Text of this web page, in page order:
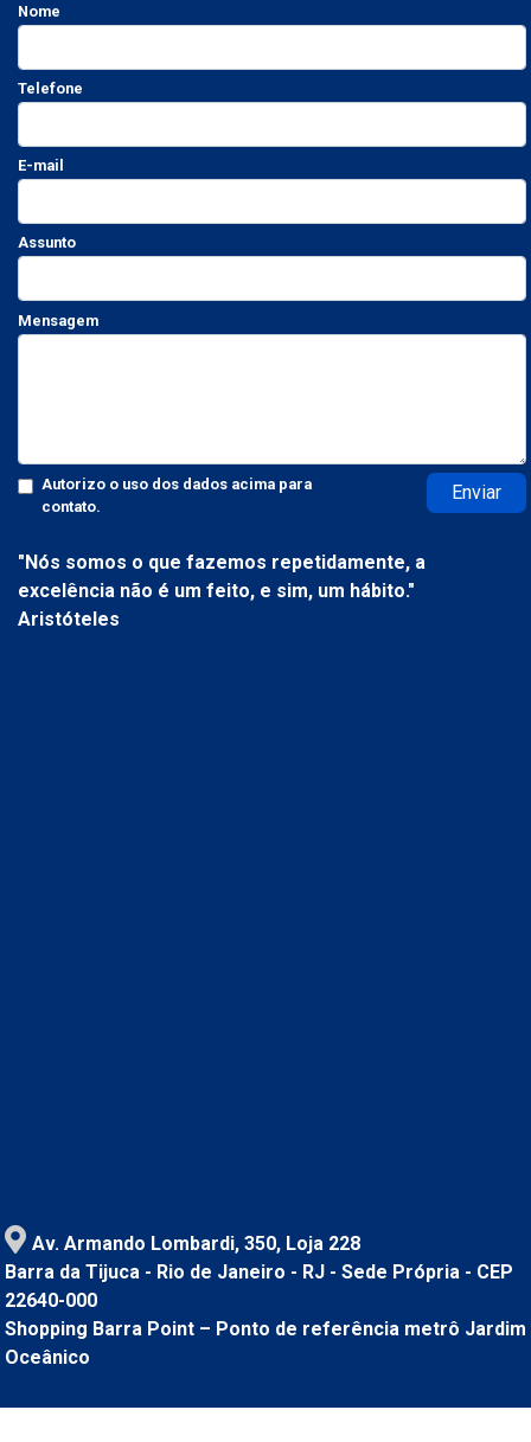
Nome
Telefone
E-mail
Assunto
Mensagem
Autorizo o uso dos dados acima para
contato.
Enviar
"Nós somos o que fazemos repetidamente, a
excelência não é um feito, e sim, um hábito."
Aristóteles
Av. Armando Lombardi, 350, Loja 228
Barra da Tijuca - Rio de Janeiro - RJ - Sede Própria - CEP
22640-000
Shopping Barra Point – Ponto de referência metrô Jardim
Oceânico